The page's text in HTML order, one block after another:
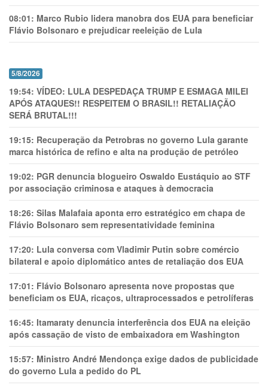
08:01: Marco Rubio lidera manobra dos EUA para beneficiar
Flávio Bolsonaro e prejudicar reeleição de Lula
5/8/2026
19:54: VÍDEO: LULA DESPEDAÇA TRUMP E ESMAGA MILEI
APÓS ATAQUES!! RESPEITEM O BRASIL!! RETALIAÇÃO
SERÁ BRUTAL!!!
19:15: Recuperação da Petrobras no governo Lula garante
marca histórica de refino e alta na produção de petróleo
19:02: PGR denuncia blogueiro Oswaldo Eustáquio ao STF
por associação criminosa e ataques à democracia
18:26: Silas Malafaia aponta erro estratégico em chapa de
Flávio Bolsonaro sem representatividade feminina
17:20: Lula conversa com Vladimir Putin sobre comércio
bilateral e apoio diplomático antes de retaliação dos EUA
17:01: Flávio Bolsonaro apresenta nove propostas que
beneficiam os EUA, ricaços, ultraprocessados e petrolíferas
16:45: Itamaraty denuncia interferência dos EUA na eleição
após cassação de visto de embaixadora em Washington
15:57: Ministro André Mendonça exige dados de publicidade
do governo Lula a pedido do PL